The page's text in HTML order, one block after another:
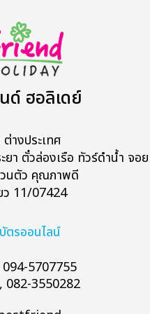
ด์ ฮอลิเดย์
างประเทศ
ยา ตั๋วล่องเรือ ทัวร์ดำน้ำ จอ
นตัว คุณภาพดี
11/07424
ตรออนไลน์
5707755
082-3550282